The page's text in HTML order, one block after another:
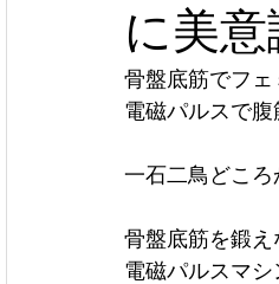
に美意
骨盤底筋でフェ
電磁パルスで
一石二鳥どこ
骨盤底筋を鍛
電磁パルスマシ